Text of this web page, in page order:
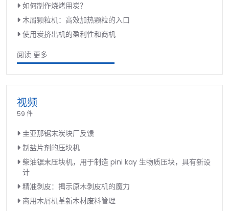
如何制作烧烤用炭？
木屑颗粒机：高效加热颗粒的入口
使用炭挤出机的盈利性和商机
阅读 更多
视频
59 件
圭亚那锯末炭块厂反馈
制盐片剂的压块机
柴油锯末压块机，用于制造 pini kay 生物质压块，具有新设
计
精准剥皮：揭示原木剥皮机的魔力
商用木屑机革新木材废料管理